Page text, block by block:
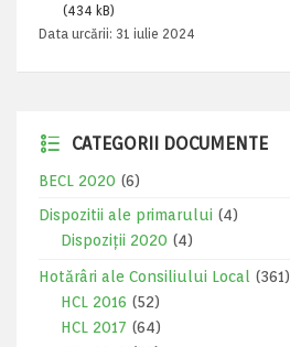
(434 kB)
Data urcării: 31 iulie 2024
CATEGORII DOCUMENTE
BECL 2020 (6)
Dispozitii ale primarului (4)
Dispoziții 2020 (4)
Hotărâri ale Consiliului Local
(361)
HCL 2016 (52)
HCL 2017 (64)